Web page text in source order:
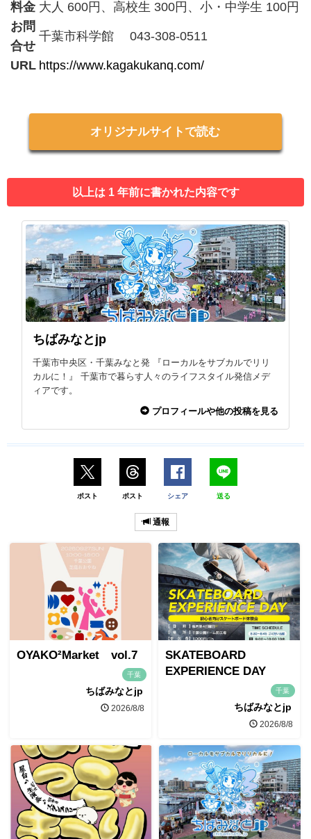
料金 大人 600円、高校生 300円、小・中学生 100円
お問
合せ
千葉市科学館 043-308-0511
URL https://www.kagakukanq.com/
オリジナルサイトで読む
以上は 1 年前に書かれた内容です
ちばみなとjp
千葉市中央区・千葉みなと発 『ローカルをサブカルでリリ
カルに！』 千葉市で暮らす人々のライフスタイル発信メデ
ィアです。
プロフィールや他の投稿を見る
ポスト ポスト シェア 送る
通報
OYAKO²Market vol.7
千葉
ちばみなとjp
2026/8/8
SKATEBOARD
EXPERIENCE DAY
千葉
ちばみなとjp
2026/8/8